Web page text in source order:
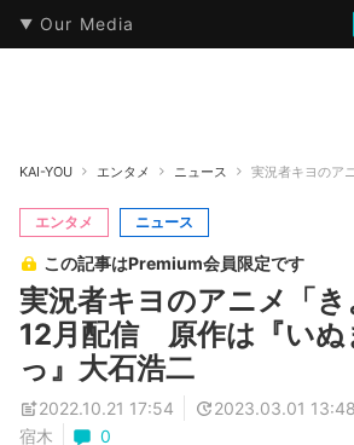
Our Media
本・文芸 情報化社会
KAI-YOU エンタメ ニュース 実況者キヨのア
エンタメ ニュース
この記事はPremium会員限定です
実況者キヨのアニメ「き
12月配信 原作は『いぬ
っ』大石浩二
2022.10.21 17:54
2023.03.01 13:48
宿木
0